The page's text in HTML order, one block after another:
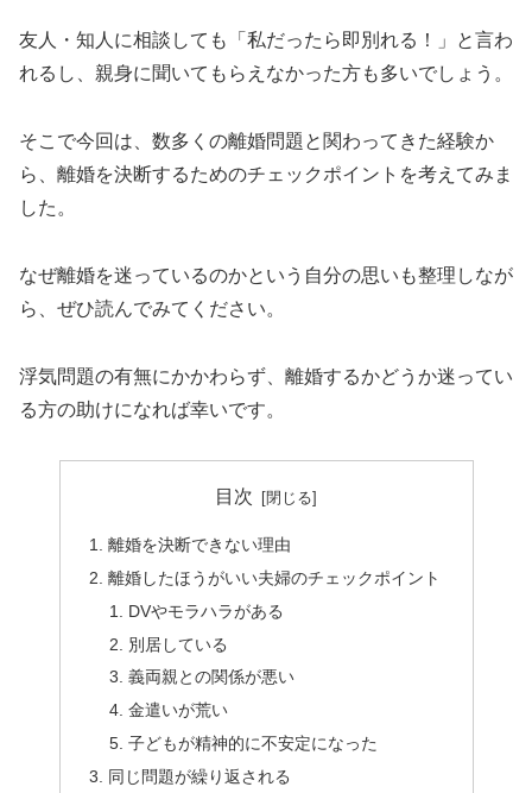
友人・知人に相談しても「私だったら即別れる！」と言わ
れるし、親身に聞いてもらえなかった方も多いでしょう。
そこで今回は、数多くの離婚問題と関わってきた経験か
ら、離婚を決断するためのチェックポイントを考えてみま
した。
なぜ離婚を迷っているのかという自分の思いも整理しなが
ら、ぜひ読んでみてください。
浮気問題の有無にかかわらず、離婚するかどうか迷ってい
る方の助けになれば幸いです。
目次
離婚を決断できない理由
離婚したほうがいい夫婦のチェックポイント
DVやモラハラがある
別居している
義両親との関係が悪い
金遣いが荒い
子どもが精神的に不安定になった
同じ問題が繰り返される